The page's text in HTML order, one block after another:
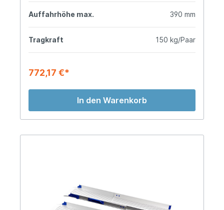
Auffahrhöhe max. 390 mm
Tragkraft 150 kg/Paar
772,17 €*
In den Warenkorb